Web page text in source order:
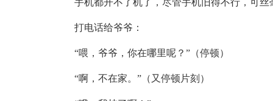
手机都开不了机了，尽管手机 旧得不行，可
打电话给爷爷：
“喂，爷爷，你在哪里呢？”（停顿）
“啊，不在家。”（又停顿片刻）